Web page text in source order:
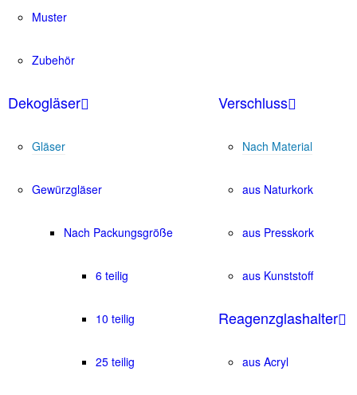
Muster
Zubehör
Dekogläser
Gläser
Gewürzgläser
Nach Packungsgröße
6 teilig
10 teilig
25 teilig
Verschluss
Nach Material
aus Naturkork
aus Presskork
aus Kunststoff
Reagenzglashalter
aus Acryl